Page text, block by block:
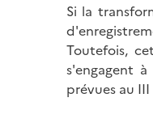
Si la
Toutefois,
s'engagent
prévues au